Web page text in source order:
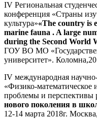
IV Региональная
конференция «Страны
культура»«The country is
marine fauna . A large
during the Second World
ГОУ ВО МО
университет».
IV международная
«Физико-математическое
проблемы и перспективы
нового поколения в
12-14 марта 2018г.